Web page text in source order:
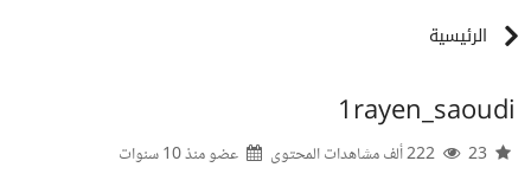
الرئيسية
1rayen_saoudi
عضو منذ10 سنوات